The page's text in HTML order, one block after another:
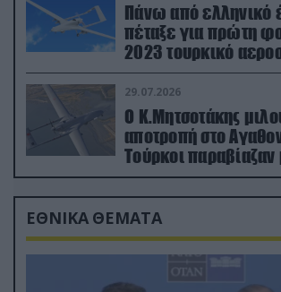
Πάνω από ελληνικό
πέταξε για πρώτη
2023 τουρκικό
29.07.2026
Ο Κ.Μητσοτάκης
αποτροπή στο
Τούρκοι
drone
ΕΘΝΙΚΑ ΘΕΜΑΤΑ